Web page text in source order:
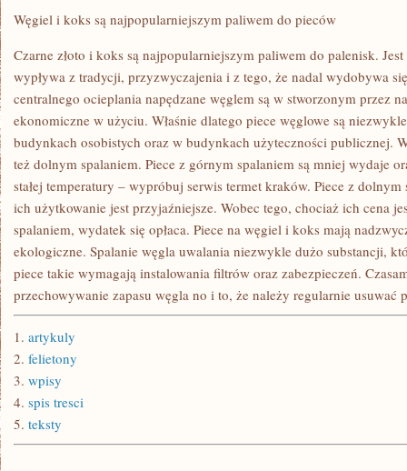
FAMILIJNE
PRZEPROWADZKI
JAKIE
WOLNO
SPOTKAĆ
CO
DZIEŃ
Węgiel i koks są najpopularniejszym paliwem do pieców
Czarne złoto i koks są najpopularniejszym paliwem do palenisk.
wypływa z tradycji, przyzwyczajenia i z tego, że nadal wydobywa
centralnego ocieplania napędzane węglem są w stworzonym przez
ekonomiczne w użyciu. Właśnie dlatego piece węglowe są
budynkach osobistych oraz w budynkach użyteczności publicznej.
też dolnym spalaniem. Piece z górnym spalaniem są mniej wydaje
stałej temperatury – wypróbuj serwis termet kraków. Piece z dolnym
ich użytkowanie jest przyjaźniejsze. Wobec tego, chociaż ich cena
spalaniem, wydatek się opłaca. Piece na węgiel i koks mają
ekologiczne. Spalanie węgla uwalania niezwykle dużo substancji,
piece takie wymagają instalowania filtrów oraz zabezpieczeń.
przechowywanie zapasu węgla no i to, że należy regularnie usuwać
1. artykuly
2. felietony
3. wpisy
4. spis tresci
5. teksty